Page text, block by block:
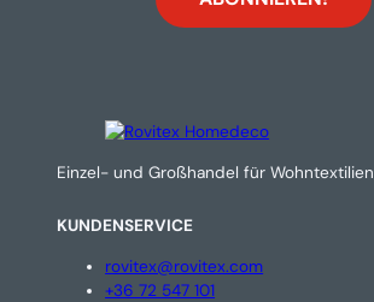
Einzel- und Großhandel für Wohntextilien
KUNDENSERVICE
rovitex@rovitex.com
+36 72 547 101